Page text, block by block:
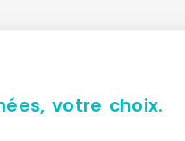
votre choix.